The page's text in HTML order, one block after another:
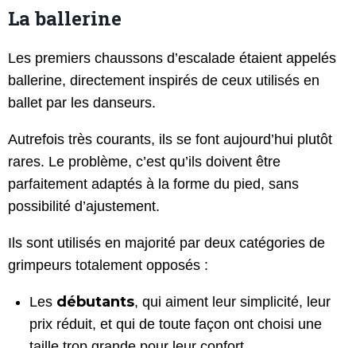
La ballerine
Les premiers chaussons d’escalade étaient appelés
ballerine, directement inspirés de ceux utilisés en
ballet par les danseurs.
Autrefois très courants, ils se font aujourd’hui plutôt
rares. Le problème, c’est qu’ils doivent être
parfaitement adaptés à la forme du pied, sans
possibilité d’ajustement.
Ils sont utilisés en majorité par deux catégories de
grimpeurs totalement opposés :
Les débutants, qui aiment leur simplicité, leur
prix réduit, et qui de toute façon ont choisi une